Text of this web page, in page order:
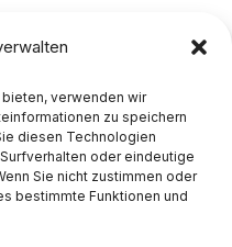
verwenden wir
zu speichern
diesen Technologien
oder eindeutige
Sie nicht zustimmen oder
bestimmte Funktionen und